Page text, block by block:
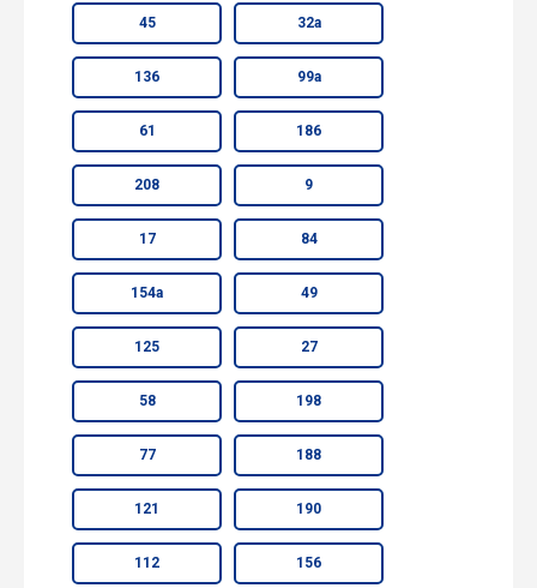
45 32а
136 99а
61 186
208 9
17 84
154а 49
125 27
58 198
77 188
121 190
112 156